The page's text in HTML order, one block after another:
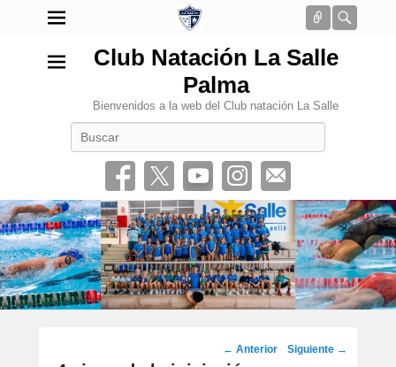
Conectar
Club Natación La Salle
Palma
Bienvenidos a la web del Club natación La Salle
•
Navegación
← Anterior Siguiente →